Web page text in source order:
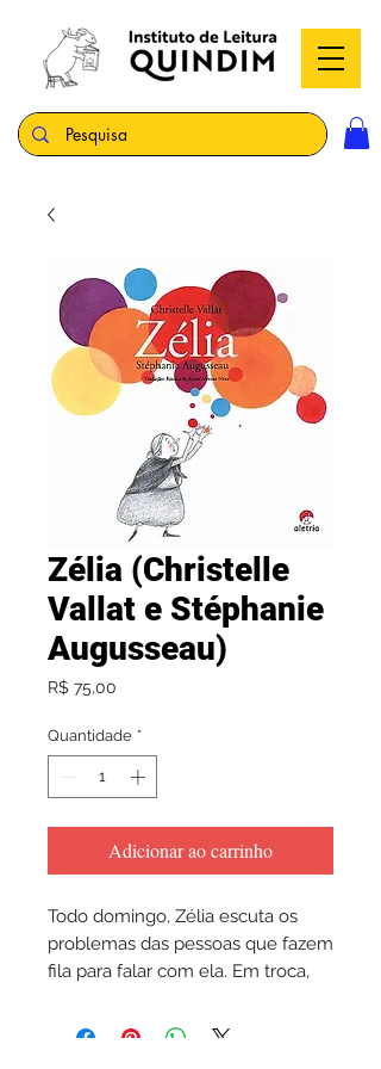
Zélia (Christelle
Vallat e Stéphanie
Augusseau)
R$ 75,00
Quantidade *
Adicionar ao carrinho
Todo domingo, Zélia escuta os
problemas das pessoas que fazem
fila para falar com ela. Em troca,
semente de cada pessoa. No dia